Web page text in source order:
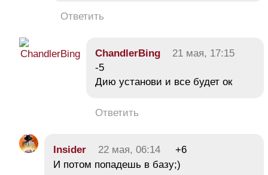
Ответить
ChandlerBing
21 мая, 17:15
-5
Дию установи и все будет ок
Ответить
Insider 22 мая, 06:14
+6
И потом попадешь в базу;)